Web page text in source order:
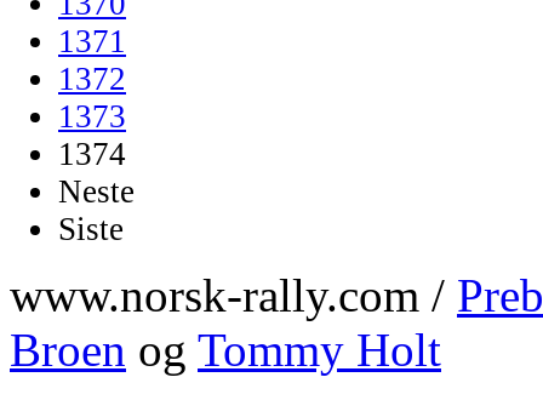
1371
1372
1373
1374
Neste
Siste
www.norsk-rally.com /
Broen og Tommy Holt